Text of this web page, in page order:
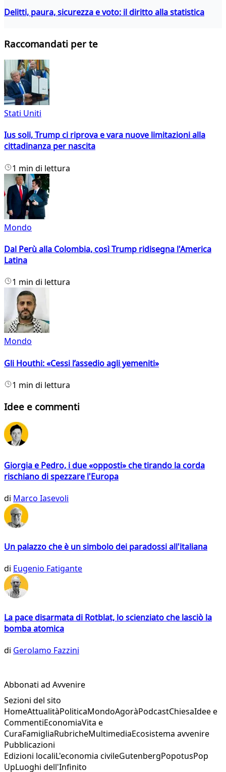
Delitti, paura, sicurezza e voto: il diritto alla statistica
Raccomandati per te
Stati Uniti
Ius soli, Trump ci riprova e vara nuove limitazioni alla
cittadinanza per nascita
1 min di lettura
Mondo
Dal Perù alla Colombia, così Trump ridisegna l'America
Latina
1 min di lettura
Mondo
Gli Houthi: «Cessi l’assedio agli yemeniti»
1 min di lettura
Idee e commenti
Giorgia e Pedro, i due «opposti» che tirando la corda
rischiano di spezzare l'Europa
di Marco Iasevoli
Un palazzo che è un simbolo dei paradossi all'italiana
di Eugenio Fatigante
La pace disarmata di Rotblat, lo scienziato che lasciò la
bomba atomica
di Gerolamo Fazzini
Abbonati ad Avvenire
Sezioni del sito
HomeAttualitàPoliticaMondoAgoràPodcastChiesaIdee e
CommentiEconomiaVita e
CuraFamigliaRubricheMultimediaEcosistema avvenire
Pubblicazioni
Edizioni localiL'economia civileGutenbergPopotusPop
UpLuoghi dell'Infinito